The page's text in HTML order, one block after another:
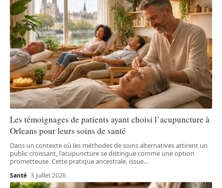
Les témoignages de patients ayant choisi l’acupuncture à
Orleans pour leurs soins de santé
Dans un contexte où les méthodes de soins alternatives attirent un
public croissant, l'acupuncture se distingue comme une option
prometteuse. Cette pratique ancestrale, issue…
Santé 3 juillet 2026